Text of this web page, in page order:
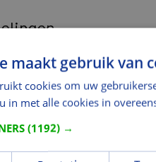
(mm)
2315
(mm)
maakt gebruik van
cookies om uw
in met alle cookies in
(1192) →